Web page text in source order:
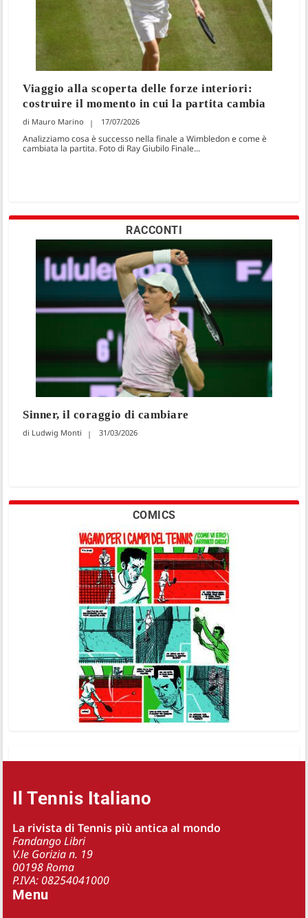
Viaggio alla scoperta delle forze interiori:
costruire il momento in cui la partita cambia
Mauro Marino 17/07/2026
Analizziamo cosa è successo nella finale a Wimbledon e come è
cambiata la partita. Foto di Ray Giubilo Finale...
RACCONTI
Sinner, il coraggio di cambiare
Ludwig Monti 31/03/2026
COMICS
Il Tennis Italiano
La rivista di Tennis più antica al mondo
Fandango Libri
V.le Gorizia n. 19
00198 Roma
P.IVA: 08254041000
Menu